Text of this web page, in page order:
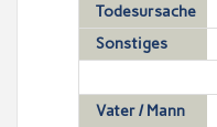
Todesursache
Sonstiges
Vater / Mann